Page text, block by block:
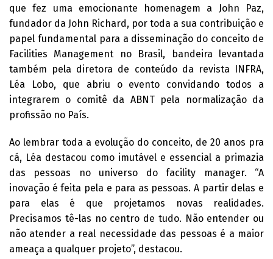
que fez uma emocionante homenagem a John Paz,
fundador da John Richard, por toda a sua contribuição e
papel fundamental para a disseminação do conceito de
Facilities Management no Brasil, bandeira levantada
também pela diretora de conteúdo da revista INFRA,
Léa Lobo, que abriu o evento convidando todos a
integrarem o comitê da ABNT pela normalização da
profissão no País.
Ao lembrar toda a evolução do conceito, de 20 anos pra
cá, Léa destacou como imutável e essencial a primazia
das pessoas no universo do facility manager. “A
inovação é feita pela e para as pessoas. A partir delas e
para elas é que projetamos novas realidades.
Precisamos tê-las no centro de tudo. Não entender ou
não atender a real necessidade das pessoas é a maior
ameaça a qualquer projeto”, destacou.